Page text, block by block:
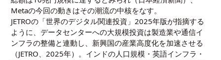
Metaの今回の動きはその潮流の中核をなす。
JETROの「世界のデジタル関連投資」2025年版が指摘する
ように、データセンターへの大規模投資は製造業や通信イ
ンフラの整備と連動し、新興国の産業高度化を加速させる
（JETRO、2025年）。インドの人口規模・英語インフラ・